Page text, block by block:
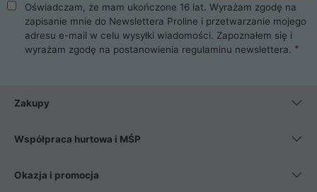
Oświadczam, że mam ukończone 16 lat. Wyrażam zgodę na
zapisanie mnie do Newslettera Proline i przetwarzanie mojego
adresu e-mail w celu wysyłki wiadomości. Zapoznałem się i
wyrażam zgodę na postanowienia regulaminu newslettera.
Zakupy
Współpraca hurtowa i MŚP
Okazja i promocja